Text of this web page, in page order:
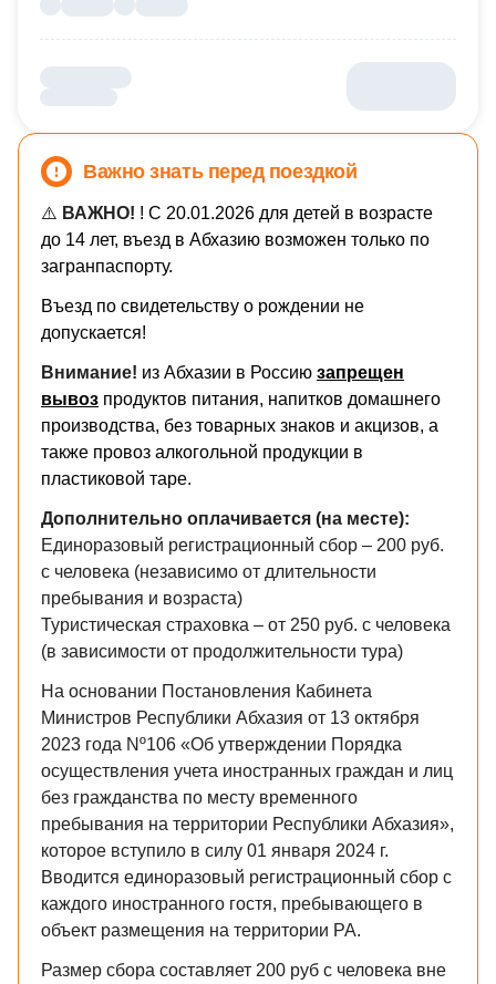
Важно знать перед поездкой
⚠️ ВАЖНО! ! С 20.01.2026 для детей в возрасте
до 14 лет, въезд в Абхазию возможен только по
загранпаспорту.
Въезд по свидетельству о рождении не
допускается!
Внимание! из Абхазии в Россию запрещен
вывоз продуктов питания, напитков домашнего
производства, без товарных знаков и акцизов, а
также провоз алкогольной продукции в
пластиковой таре.
​Дополнительно оплачивается (на месте):
Единоразовый регистрационный сбор – 200 руб.
с человека (независимо от длительности
пребывания и возраста)
Туристическая страховка – от 250 руб. с человека
(в зависимости от продолжительности тура)
На основании Постановления Кабинета
Министров Республики Абхазия от 13 октября
2023 года Nº106 «Об утверждении Порядка
осуществления учета иностранных граждан и лиц
без гражданства по месту временного
пребывания на территории Республики Абхазия»,
которое вступило в силу 01 января 2024 г.
Вводится единоразовый регистрационный сбор с
каждого иностранного гостя, пребывающего в
объект размещения на территории РА.
Размер сбора составляет 200 руб с человека вне